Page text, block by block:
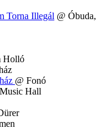
Torna Illegál @ Óbuda,
Holló
@ Fonó
Hall